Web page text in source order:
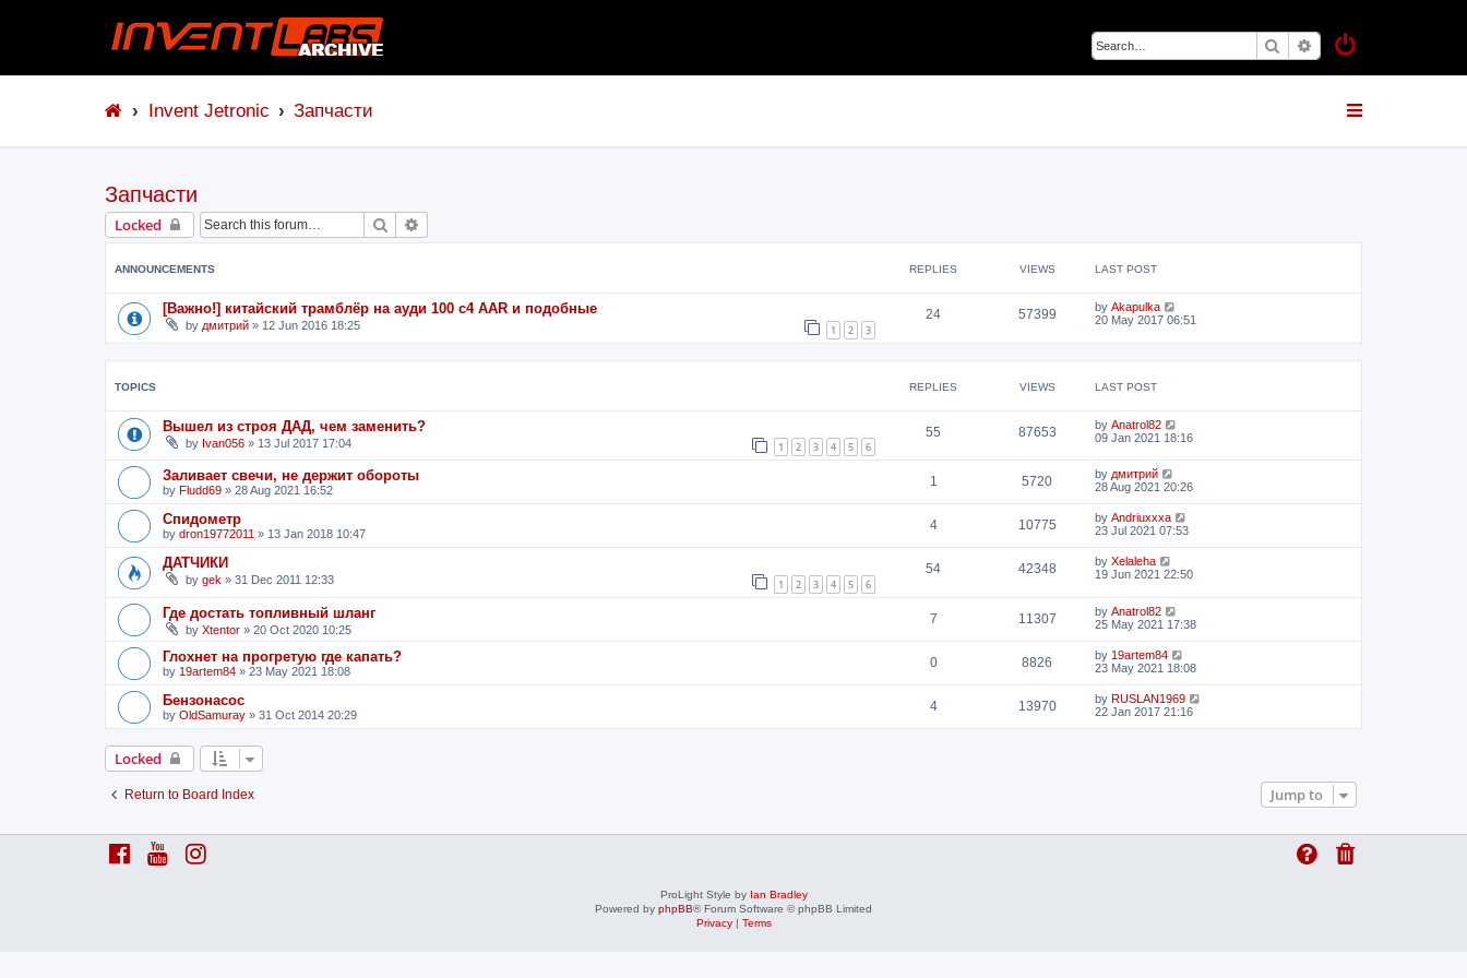
Search Advanced search
Invent Jetronic Запчасти
Запчасти
Locked Search
ANNOUNCEMENTS REPLIES VIEWS LAST POST
[Важно!] китайский трамблёр на ауди 100 с4 AAR и подобные
by дмитрий » 12 Jun 2016 18:25 1 2 3
24 57399 by Akapulka
20 May 2017 06:51
TOPICS REPLIES VIEWS LAST POST
Вышел из строя ДАД, чем заменить?
by Ivan056 » 13 Jul 2017 17:04 1 2 3 4 5 6
55 87653 by Anatrol82
09 Jan 2021 18:16
Заливает свечи, не держит обороты
by Fludd69 » 28 Aug 2021 16:52
1 5720 by дмитрий
28 Aug 2021 20:26
Спидометр
by dron19772011 » 13 Jan 2018 10:47
4 10775 by Andriuxxxa
23 Jul 2021 07:53
ДАТЧИКИ
by gek » 31 Dec 2011 12:33 1 2 3 4 5 6
54 42348 by Xelaleha
19 Jun 2021 22:50
Где достать топливный шланг
by Xtentor » 20 Oct 2020 10:25
7 11307 by Anatrol82
25 May 2021 17:38
Глохнет на прогретую где капать?
by 19artem84 » 23 May 2021 18:08
0 8826 by 19artem84
23 May 2021 18:08
Бензонасос
by OldSamuray » 31 Oct 2014 20:29
4 13970 by RUSLAN1969
22 Jan 2017 21:16
Locked
Return to Board Index Jump to
ProLight Style by Ian Bradley
Powered by phpBB® Forum Software © phpBB Limited
Privacy| Terms